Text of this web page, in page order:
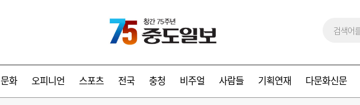
문화 오피니언 스포츠 전국 충청 비주얼 사람들 기획연재 다문화신문